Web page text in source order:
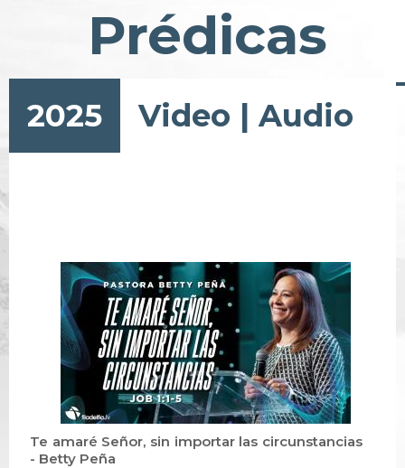
Prédicas
2025 Video | Audio
Te amaré Señor, sin importar las circunstancias
- Betty Peña
Paginación